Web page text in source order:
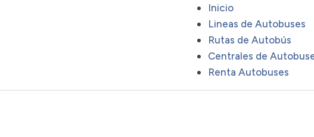
Inicio
Lineas de Autobuses
Rutas de Autobús
Centrales de
Renta Autobuses